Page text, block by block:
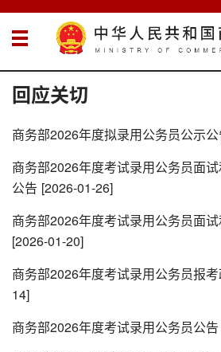
回应关切
商务部2026年度拟录用公务员公示
商务部2026年度考试录用公务员面
公告 [2026-01-26]
商务部2026年度考试录用公务员面
[2026-01-20]
商务部2026年度考试录用公务员报
14]
商务部2026年度考试录用公务员公告